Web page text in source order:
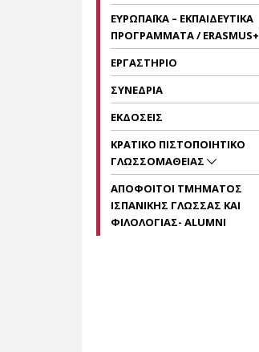
ΕΥΡΩΠΑΪΚΑ – ΕΚΠΑΙΔΕΥΤΙΚΑ
ΠΡΟΓΡΑΜΜΑΤΑ / ERASMUS+
ΕΡΓΑΣΤΗΡΙΟ
ΣΥΝΕΔΡΙΑ
ΕΚΔΟΣΕΙΣ
ΚΡΑΤΙΚΟ ΠΙΣΤΟΠΟΙΗΤΙΚΟ
ΓΛΩΣΣΟΜΑΘΕΙΑΣ
ΑΠΟΦΟΙΤΟΙ ΤΜΗΜΑΤΟΣ
ΙΣΠΑΝΙΚΗΣ ΓΛΩΣΣΑΣ ΚΑΙ
ΦΙΛΟΛΟΓΙΑΣ- ALUMNI